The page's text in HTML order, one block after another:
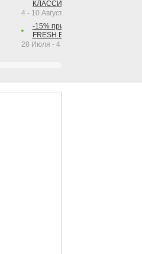
КЛАССИК КОЛА 1 л за 1 рубль
4 - 10 Августа 2026
-15% при покупке от 2-х штук
FRESH BAR КОЛА в
28 Июля - 4 Октября 2026